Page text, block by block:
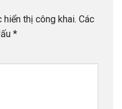
thị công khai. Các
*